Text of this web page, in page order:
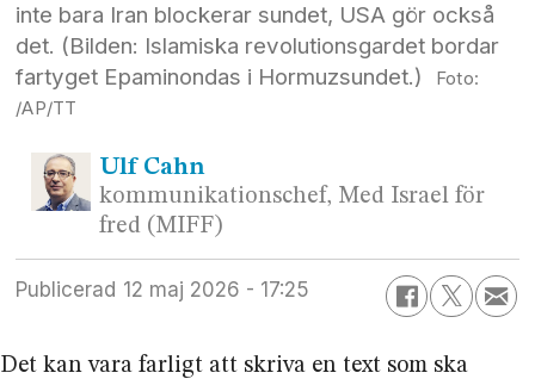
inte bara Iran blockerar sundet, USA gör också
det. (Bilden: Islamiska revolutionsgardet bordar
fartyget Epaminondas i Hormuzsundet.)
/AP/TT
Ulf Cahn
kommunikationschef, Med Israel för
fred (MIFF)
Publicerad 12 maj 2026 - 17:25
Det kan vara farligt att skriva en text som ska